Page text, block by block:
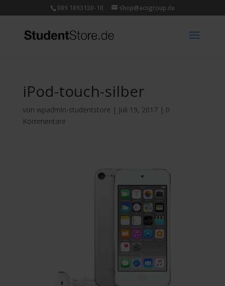
089 1893130-10 shop@acsgroup.de
iPod-touch-silber
von wpadmin-studentstore | Juli 19, 2017| 0
Kommentare